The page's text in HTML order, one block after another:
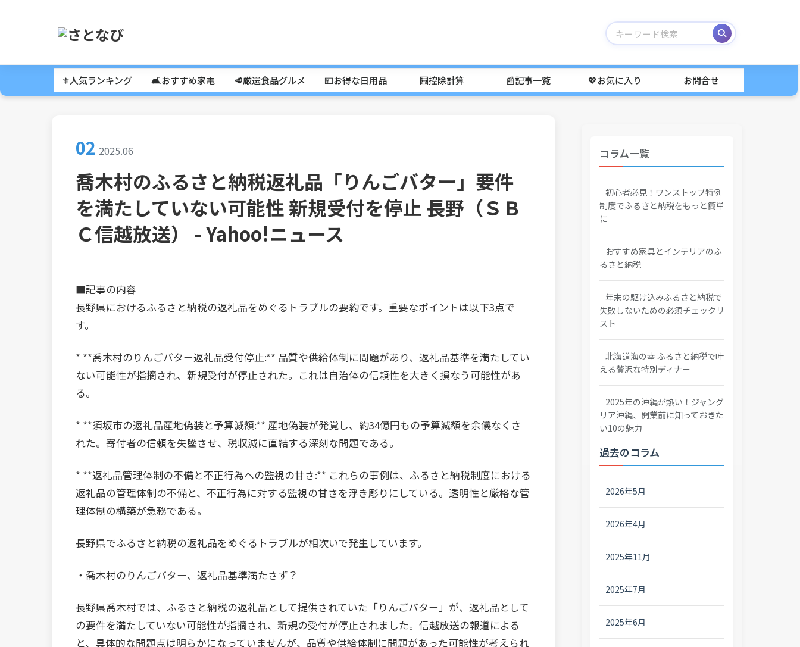
⚜️人気ランキング 🛋️おすすめ家電 🥩厳選食品グルメ 💴お得な日用品 🧮控除計算 📰記事一覧 💖お気に入り お問合せ
02 2025.06
喬木村のふるさと納税返礼品「りんごバター」要件
を満たしていない可能性 新規受付を停止 長野（ＳＢ
Ｃ信越放送） - Yahoo!ニュース
■記事の内容
長野県におけるふるさと納税の返礼品をめぐるトラブルの要約です。重要なポイントは以下3点で
す。
* **喬木村のりんごバター返礼品受付停止:** 品質や供給体制に問題があり、返礼品基準を満たしてい
ない可能性が指摘され、新規受付が停止された。これは自治体の信頼性を大きく損なう可能性があ
る。
* **須坂市の返礼品産地偽装と予算減額:** 産地偽装が発覚し、約34億円もの予算減額を余儀なくさ
れた。寄付者の信頼を失墜させ、税収減に直結する深刻な問題である。
* **返礼品管理体制の不備と不正行為への監視の甘さ:** これらの事例は、ふるさと納税制度における
返礼品の管理体制の不備と、不正行為に対する監視の甘さを浮き彫りにしている。透明性と厳格な管
理体制の構築が急務である。
長野県でふるさと納税の返礼品をめぐるトラブルが相次いで発生しています。
・喬木村のりんごバター、返礼品基準満たさず？
長野県喬木村では、ふるさと納税の返礼品として提供されていた「りんごバター」が、返礼品として
の要件を満たしていない可能性が指摘され、新規の受付が停止されました。信越放送の報道による
と、具体的な問題点は明らかになっていませんが、品質や供給体制に問題があった可能性が考えられ
コラム一覧
初心者必見！ワンストップ特例
制度でふるさと納税をもっと簡単
に
おすすめ家具とインテリアのふ
るさと納税
年末の駆け込みふるさと納税で
失敗しないための必須チェックリ
スト
北海道海の幸 ふるさと納税で叶
える贅沢な特別ディナー
2025年の沖縄が熱い！ジャング
リア沖縄、開業前に知っておきた
い10の魅力
過去のコラム
2026年5月
2026年4月
2025年11月
2025年7月
2025年6月